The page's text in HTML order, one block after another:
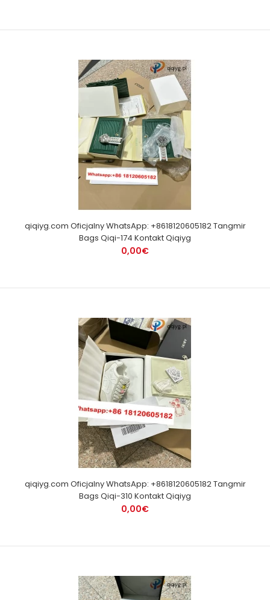
qiqiyg.com Oficjalny WhatsApp: +8618120605182 Tangmir
Bags Qiqi-174 Kontakt Qiqiyg
0,00€
qiqiyg.com Oficjalny WhatsApp: +8618120605182 Tangmir
Bags Qiqi-310 Kontakt Qiqiyg
0,00€